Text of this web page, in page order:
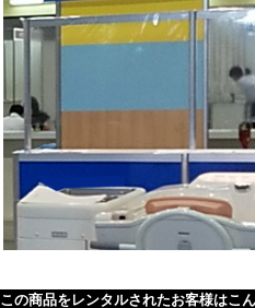
この商品をレンタルされたお客様はこ